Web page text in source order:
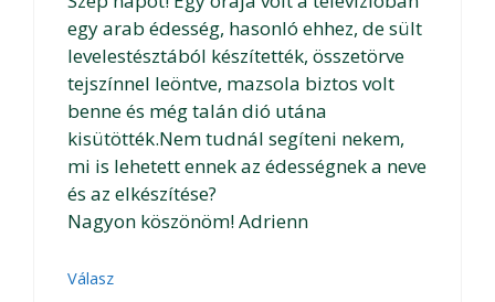
egy arab édesség, hasonló ehhez, de sült
levelestésztából készítették, összetörve
tejszínnel leöntve, mazsola biztos volt
benne és még talán dió utána
kisütötték.Nem tudnál segíteni nekem,
mi is lehetett ennek az édességnek a neve
és az elkészítése?
Nagyon köszönöm! Adrienn
Válasz